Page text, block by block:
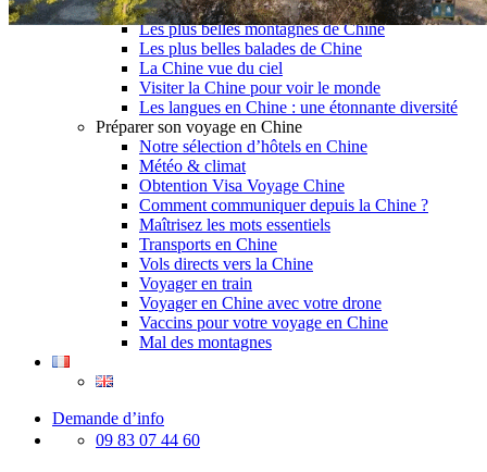
Les signes astrologiques Chinois
Les plus belles montagnes de Chine
Les plus belles balades de Chine
La Chine vue du ciel
Visiter la Chine pour voir le monde
Les langues en Chine : une étonnante diversité
Préparer son voyage en Chine
Notre sélection d’hôtels en Chine
Météo & climat
Obtention Visa Voyage Chine
Comment communiquer depuis la Chine ?
Maîtrisez les mots essentiels
Transports en Chine
Vols directs vers la Chine
Voyager en train
Voyager en Chine avec votre drone
Vaccins pour votre voyage en Chine
Mal des montagnes
Demande d’info
09 83 07 44 60